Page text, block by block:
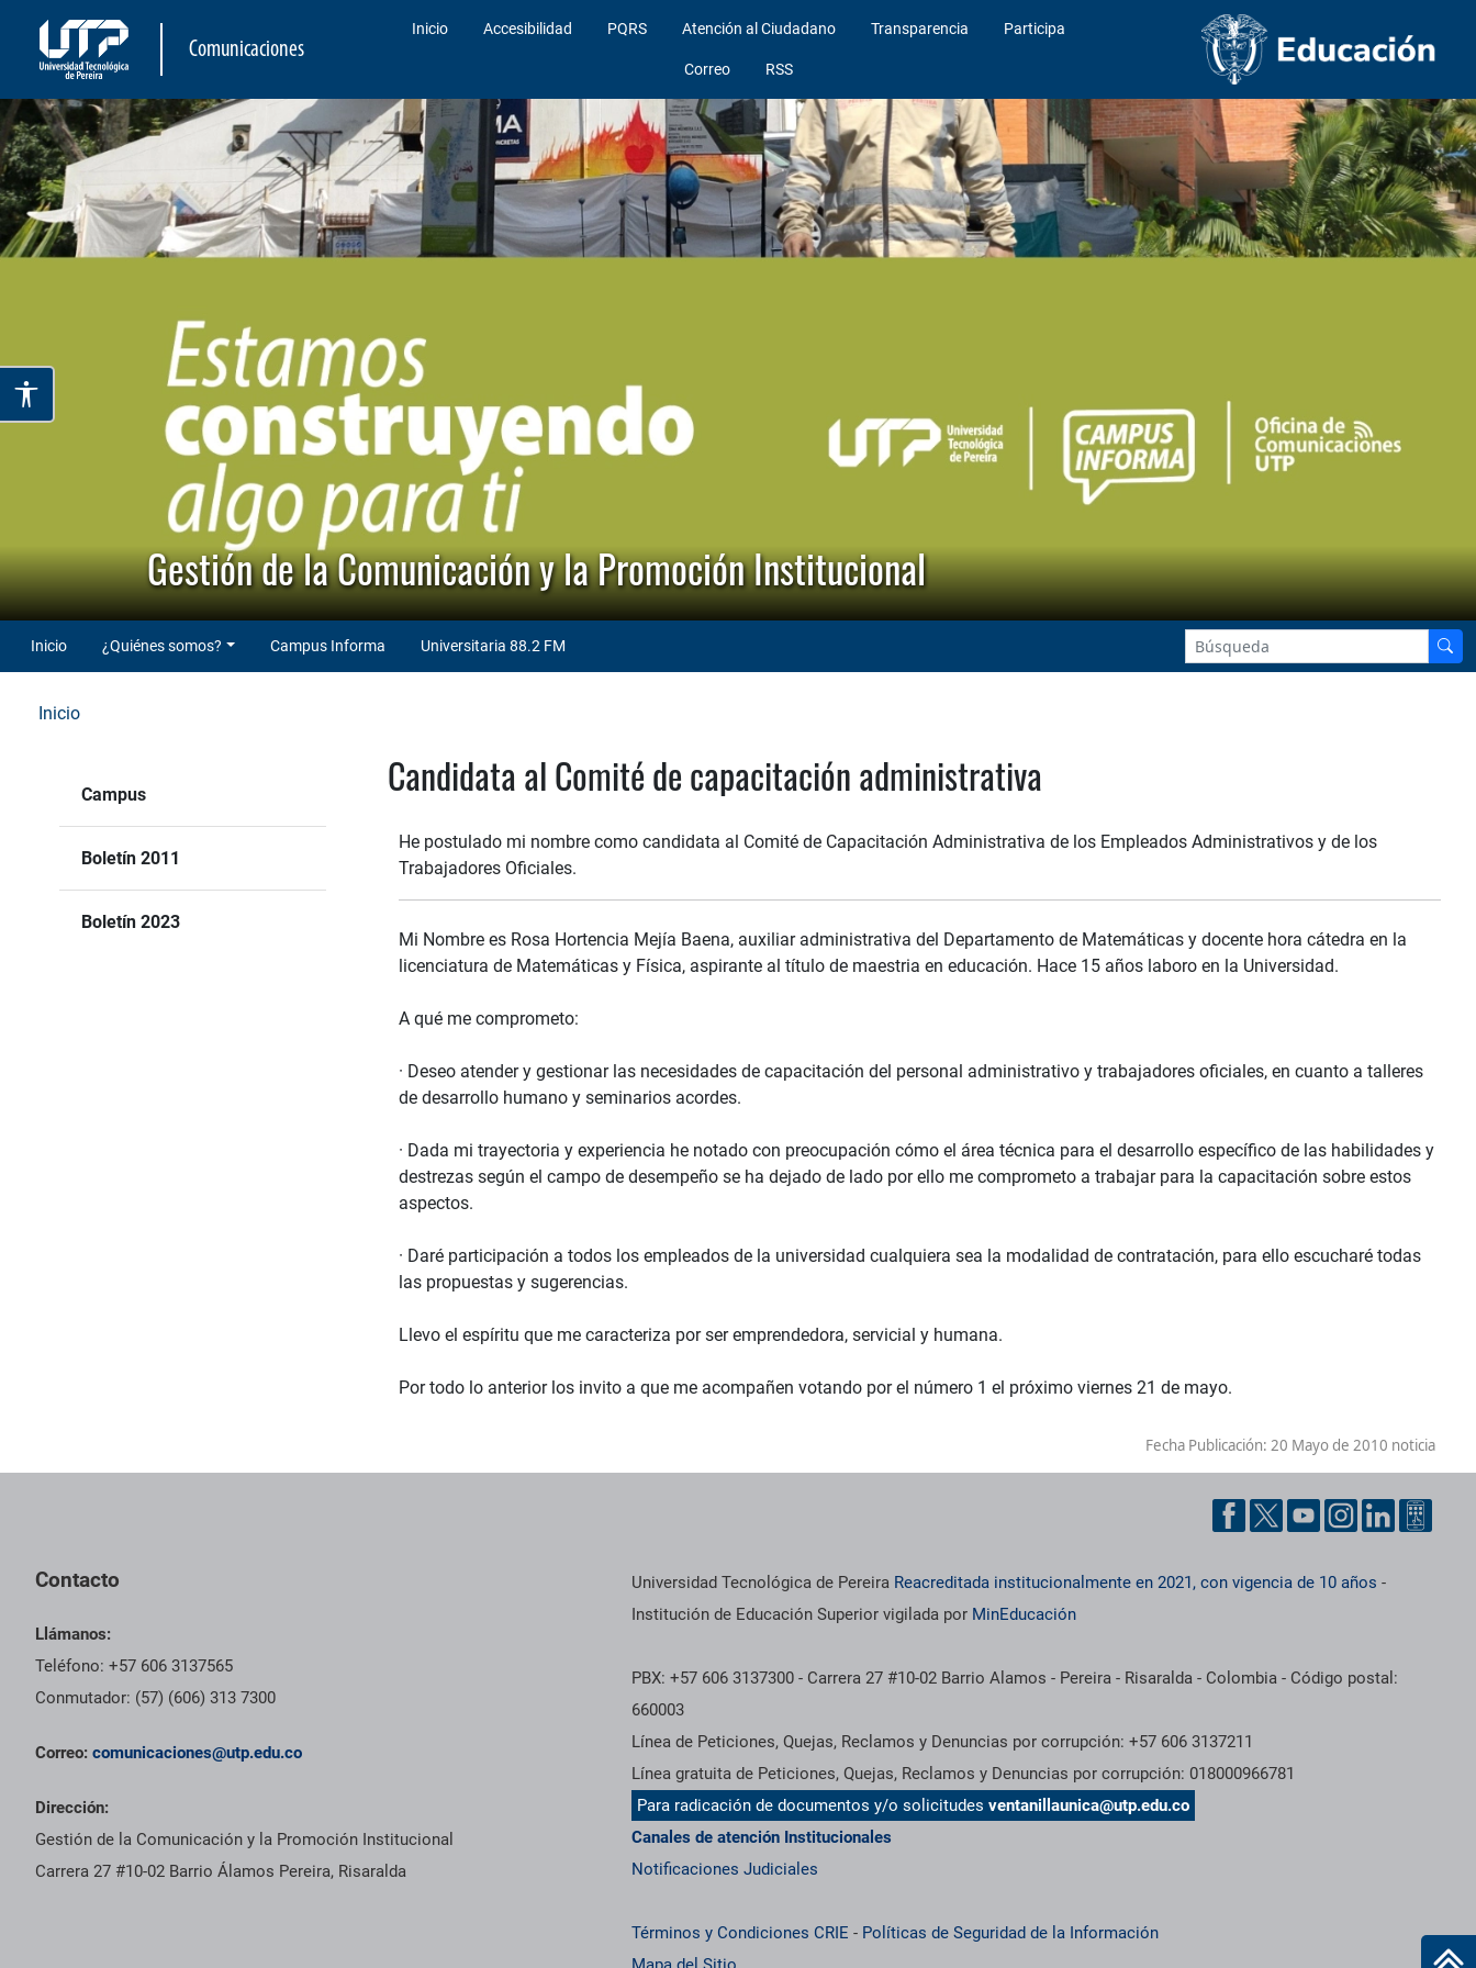
Comunicaciones
Inicio Accesibilidad PQRS Atención al Ciudadano Transparencia Participa
Correo RSS
Gestión de la Comunicación y la Promoción Institucional
Inicio ¿Quiénes somos? Campus Informa Universitaria 88.2 FM
Inicio
Campus
Boletín 2011
Boletín 2023
Candidata al Comité de capacitación administrativa
He postulado mi nombre como candidata al Comité de Capacitación Administrativa de los Empleados Administrativos y de los
Trabajadores Oficiales.
Mi Nombre es Rosa Hortencia Mejía Baena, auxiliar administrativa del Departamento de Matemáticas y docente hora cátedra en la
licenciatura de Matemáticas y Física, aspirante al título de maestria en educación. Hace 15 años laboro en la Universidad.
A qué me comprometo:
· Deseo atender y gestionar las necesidades de capacitación del personal administrativo y trabajadores oficiales, en cuanto a talleres
de desarrollo humano y seminarios acordes.
· Dada mi trayectoria y experiencia he notado con preocupación cómo el área técnica para el desarrollo específico de las habilidades y
destrezas según el campo de desempeño se ha dejado de lado por ello me comprometo a trabajar para la capacitación sobre estos
aspectos.
· Daré participación a todos los empleados de la universidad cualquiera sea la modalidad de contratación, para ello escucharé todas
las propuestas y sugerencias.
Llevo el espíritu que me caracteriza por ser emprendedora, servicial y humana.
Por todo lo anterior los invito a que me acompañen votando por el número 1 el próximo viernes 21 de mayo.
Fecha Publicación: 20 Mayo de 2010 noticia
Contacto
Llámanos:
Teléfono: +57 606 3137565
Conmutador: (57) (606) 313 7300
Correo: comunicaciones@utp.edu.co
Dirección:
Gestión de la Comunicación y la Promoción Institucional
Carrera 27 #10-02 Barrio Álamos Pereira, Risaralda
Universidad Tecnológica de Pereira Reacreditada institucionalmente en 2021, con vigencia de 10 años -
Institución de Educación Superior vigilada por MinEducación
PBX: +57 606 3137300 - Carrera 27 #10-02 Barrio Alamos - Pereira - Risaralda - Colombia - Código postal:
660003
Línea de Peticiones, Quejas, Reclamos y Denuncias por corrupción: +57 606 3137211
Línea gratuita de Peticiones, Quejas, Reclamos y Denuncias por corrupción: 018000966781
Para radicación de documentos y/o solicitudesventanillaunica@utp.edu.co
Canales de atención Institucionales
Notificaciones Judiciales
Términos y Condiciones CRIE - Políticas de Seguridad de la Información